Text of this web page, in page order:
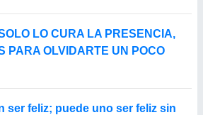
LO CURA LA PRESENCIA,
PARA OLVIDARTE UN POCO
ser feliz; puede uno ser feliz sin